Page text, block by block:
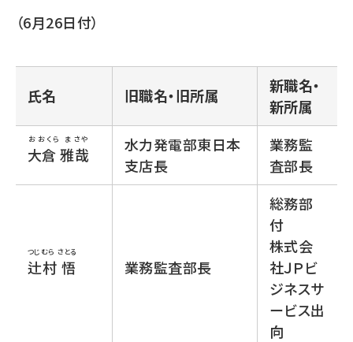
（6月26日付）
氏名 旧職名・旧所属
新職名・
新所属
大倉 雅哉
おおくら まさや
水力発電部東日本
支店長
業務監
査部長
辻村 悟
つじむら さとる
業務監査部長
総務部
付
株式会
社ＪＰビ
ジネスサ
ービス出
向